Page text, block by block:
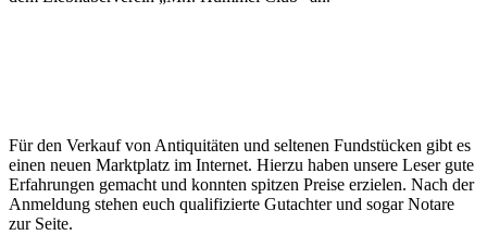
Für den Verkauf von Antiquitäten und seltenen Fundstücken gibt es
einen neuen Marktplatz im Internet. Hierzu haben unsere Leser gute
Erfahrungen gemacht und konnten spitzen Preise erzielen. Nach der
Anmeldung stehen euch qualifizierte Gutachter und sogar Notare
zur Seite.